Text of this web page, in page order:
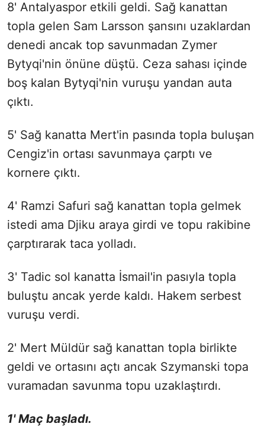
8' Antalyaspor etkili geldi. Sağ kanattan
topla gelen Sam Larsson şansını uzaklardan
denedi ancak top savunmadan Zymer
Bytyqi'nin önüne düştü. Ceza sahası içinde
boş kalan Bytyqi'nin vuruşu yandan auta
çıktı.
5' Sağ kanatta Mert'in pasında topla buluşan
Cengiz'in ortası savunmaya çarptı ve
kornere çıktı.
4' Ramzi Safuri sağ kanattan topla gelmek
istedi ama Djiku araya girdi ve topu rakibine
çarptırarak taca yolladı.
3' Tadic sol kanatta İsmail'in pasıyla topla
buluştu ancak yerde kaldı. Hakem serbest
vuruşu verdi.
2' Mert Müldür sağ kanattan topla birlikte
geldi ve ortasını açtı ancak Szymanski topa
vuramadan savunma topu uzaklaştırdı.
1' Maç başladı.